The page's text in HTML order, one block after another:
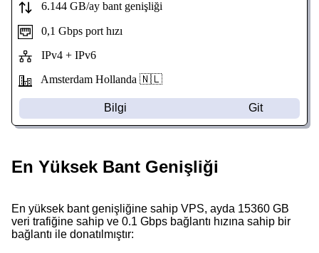
6.144 GB/ay bant genişliği
0,1 Gbps port hızı
IPv4 + IPv6
Amsterdam Hollanda 🇳🇱
Bilgi Git
En Yüksek Bant Genişliği
En yüksek bant genişliğine sahip VPS, ayda 15360 GB
veri trafiğine sahip ve 0.1 Gbps bağlantı hızına sahip bir
bağlantı ile donatılmıştır: